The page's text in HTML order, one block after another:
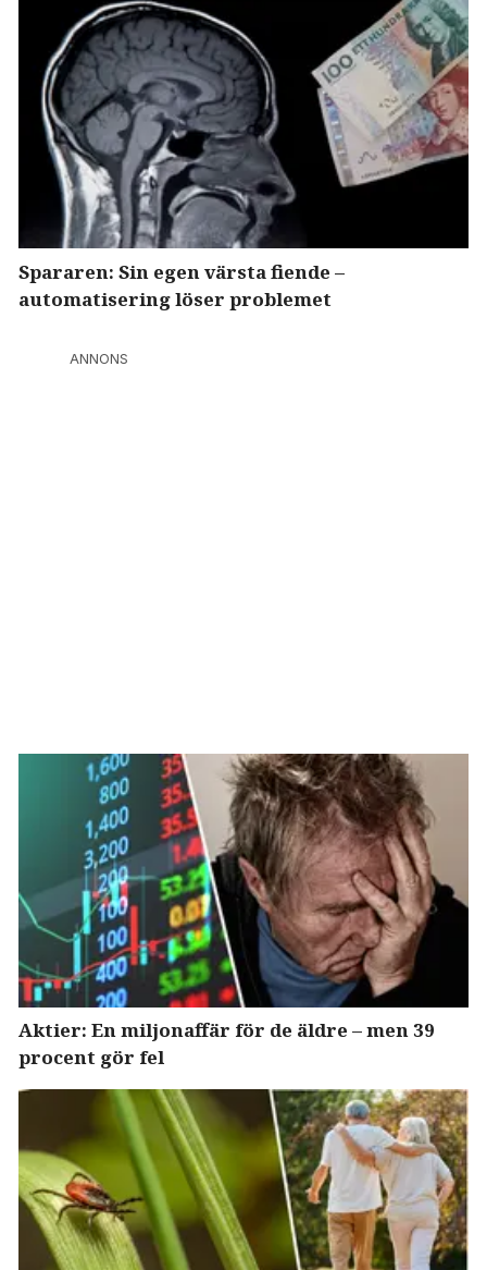
Spararen: Sin egen värsta fiende –
automatisering löser problemet
ANNONS
Aktier: En miljonaffär för de äldre – men 39
procent gör fel